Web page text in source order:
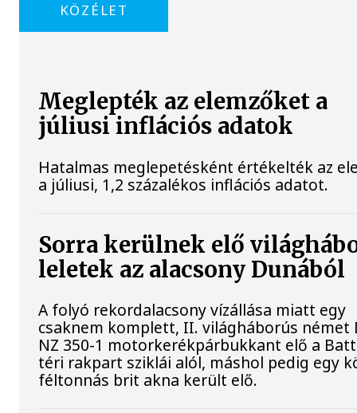
KÖZÉLET
Meglepték az elemzőket a
júliusi inflációs adatok
Hatalmas meglepetésként értékelték az
a júliusi, 1,2 százalékos inflációs adatot.
Sorra kerülnek elő
leletek az alacsony Dunából
A folyó rekordalacsony vízállása miatt egy
csaknem komplett, II. világháborús német
NZ 350-1 motorkerékpárbukkant elő a
téri rakpart sziklái alól, máshol pedig egy
féltonnás brit akna került elő.